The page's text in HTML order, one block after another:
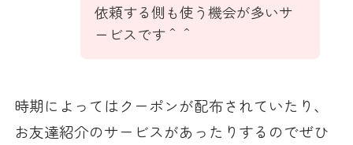
依頼する側も使う機会が多いサ
ービスです＾＾
時期によってはクーポンが配布されていたり、
お友達紹介のサービスがあったりするのでぜひ